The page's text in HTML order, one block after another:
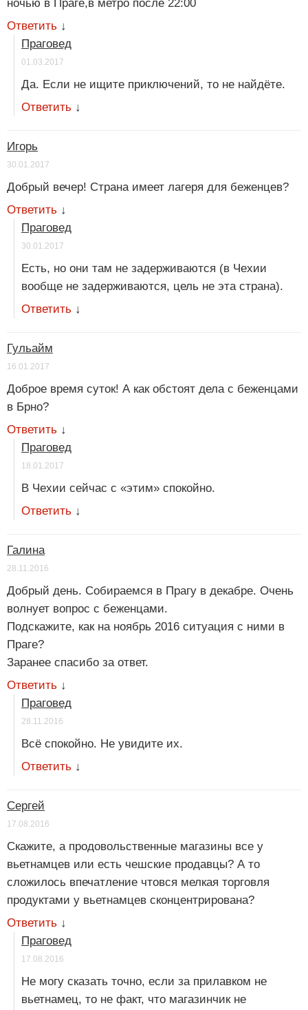
ночью в Праге,в метро после 22:00
Ответить ↓
Праговед
01.03.2017
Да. Если не ищите приключений, то не найдёте.
Ответить ↓
Игорь
30.01.2017
Добрый вечер! Страна имеет лагеря для беженцев?
Ответить ↓
Праговед
30.01.2017
Есть, но они там не задерживаются (в Чехии
вообще не задерживаются, цель не эта страна).
Ответить ↓
Гульайм
16.01.2017
Доброе время суток! А как обстоят дела с беженцами
в Брно?
Ответить ↓
Праговед
18.01.2017
В Чехии сейчас с «этим» спокойно.
Ответить ↓
Галина
28.11.2016
Добрый день. Собираемся в Прагу в декабре. Очень
волнует вопрос с беженцами.
Подскажите, как на ноябрь 2016 ситуация с ними в
Праге?
Заранее спасибо за ответ.
Ответить ↓
Праговед
28.11.2016
Всё спокойно. Не увидите их.
Ответить ↓
Сергей
17.08.2016
Скажите, а продовольственные магазины все у
вьетнамцев или есть чешские продавцы? А то
сложилось впечатление чтовся мелкая торговля
продуктами у вьетнамцев сконцентрирована?
Ответить ↓
Праговед
17.08.2016
Не могу сказать точно, если за прилавком не
вьетнамец, то не факт, что магазинчик не